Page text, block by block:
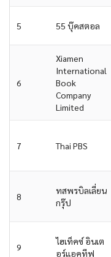
5 55 บุ๊คสตอล
6
Xiamen
International
Book
Company
Limited
7 Thai PBS
8
ทสพรบิลเลี่ยน
กรุ๊ป
9
ไฮเท็คซ์ อินเต
อร์แอคทีฟ